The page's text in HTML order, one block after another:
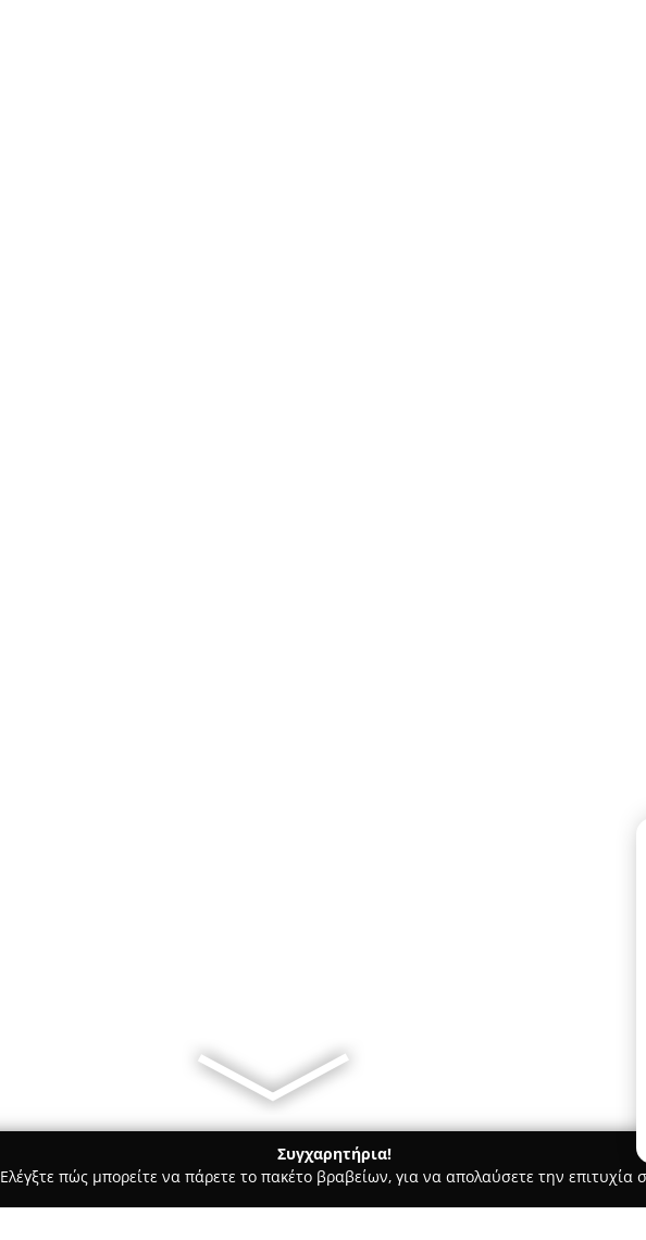
Συγχαρητήρια!
Ελέγξτε πώς μπορείτε να πάρετε το πακέτο βραβείων, για να απολαύσετε την επιτυχία